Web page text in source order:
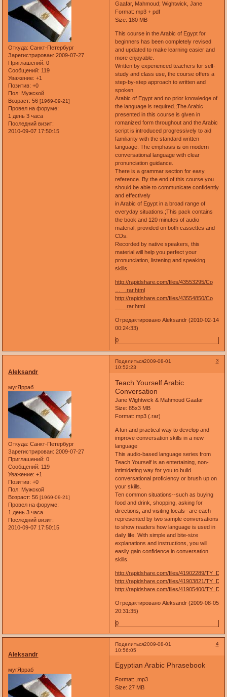
Откуда: Санкт-Петербург
Зарегистрирован: 2009-07-27
Приглашений: 0
Сообщений: 119
Уважение: +1
Позитив: +0
Пол: Мужской
Возраст: 56[1969-09-21]
Провел на форуме:
1 день 3 часа
Последний визит:
2010-09-07 17:50:15
Gaafar, Mahmoud; Wightwick, Jane
Format: mp3 + pdf
Size: 180 MB
This course in the Arabic of Egypt for
beginners has been completely revised
and updated to make learning easier and
more enjoyable.
Written by experienced teachers for self-
study and class use, the course offers a
step-by-step approach to written and
spoken
Arabic of Egypt and no prior knowledge of
the language is required.;The Arabic
presented in this course is given in
romanized form throughout and the Arabic
script is introduced progressively to aid
familiarity with the standard written
language. The emphasis is on modern
conversational language with clear
pronunciation guidance.
There is a grammar section for easy
reference. By the end of this course you
should be able to communicate confidently
and effectively
in Arabic of Egypt in a broad range of
everyday situations.;This pack contains
the book and 120 minutes of audio
material, provided on both cassettes and
CDs.
Recorded by native speakers, this
material will help you perfect your
pronunciation, listening and speaking
skills.
http://rapidshare.com/files/43553295/Co
… _.rar.html
http://rapidshare.com/files/43554850/Co
… _.rar.html
Отредактировано Aleksandr (2010-02-14
00:24:33)
0
Поделиться 3
2009-08-01
10:52:23
Aleksandr
мугЯрраб
Откуда: Санкт-Петербург
Зарегистрирован: 2009-07-27
Приглашений: 0
Сообщений: 119
Уважение: +1
Позитив: +0
Пол: Мужской
Возраст: 56[1969-09-21]
Провел на форуме:
1 день 3 часа
Последний визит:
2010-09-07 17:50:15
Teach Yourself Arabic
Conversation
Jane Wightwick & Mahmoud Gaafar
Size: 85x3 MB
Format: mp3 (.rar)
A fun and practical way to develop and
improve conversation skills in a new
language
This audio-based language series from
Teach Yourself is an entertaining, non-
intimidating way for you to build
conversational proficiency or brush up on
your skills.
Ten common situations--such as buying
food and drink, shopping, asking for
directions, and visiting locals--are each
represented by two sample conversations
to show readers how language is used in
daily life. With simple and bite-size
explanations and instructions, you will
easily gain confidence in conversation
skills.
http://rapidshare.com/files/41902289/
http://rapidshare.com/files/41903821/
http://rapidshare.com/files/41905400/
Отредактировано Aleksandr (2009-08-05
20:31:35)
0
Поделиться 4
2009-08-01
10:56:05
Aleksandr
мугЯрраб
Egyptian Arabic Phrasebook
Format: .mp3
Size: 27 MB